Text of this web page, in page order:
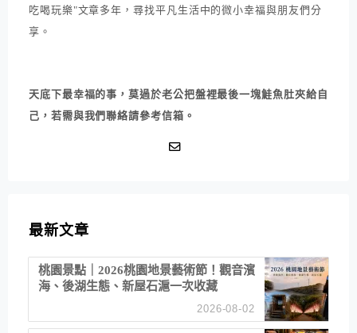
吃喝玩樂"文章多年，尋找平凡生活中的微小幸福與朋友們分
享。
天底下最幸福的事，莫過於老公把盤裡最後一塊鮭魚肚夾給自
己，若需與我們聯絡請參考信箱。
最新文章
桃園景點｜2026桃園地景藝術節！觀音濱
海、後湖生態、新屋石滬一次收藏
2026-08-02